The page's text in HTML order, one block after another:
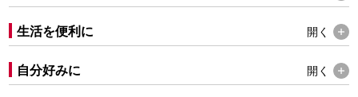
生活を便利に 開く
自分好みに 開く